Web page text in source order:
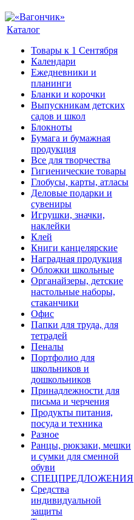
Каталог
Товары к 1 Сентября
Календари
Ежедневники и
планинги
Бланки и корочки
Выпускникам детских
садов и школ
Блокноты
Бумага и бумажная
продукция
Все для творчества
Гигиенические товары
Глобусы, карты, атласы
Деловые подарки и
сувениры
Игрушки, значки,
наклейки
Клей
Книги канцелярские
Наградная продукция
Обложки школьные
Органайзеры, детские
настольные наборы,
стаканчики
Офис
Папки для труда, для
тетрадей
Пеналы
Портфолио для
школьников и
дошкольников
Принадлежности для
письма и черчения
Продукты питания,
посуда и техника
Разное
Ранцы, рюкзаки, мешки
и сумки для сменной
обуви
СПЕЦПРЕДЛОЖЕНИЯ
Средства
индивидуальной
защиты